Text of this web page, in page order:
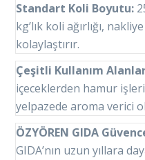
Standart Koli Boyutu:
kg’lık koli ağırlığı,
kolaylaştırır.
Çeşitli Kullanım
içeceklerden hamur
yelpazede aroma verici
ÖZYÖREN GIDA
GIDA’nın uzun yıllara